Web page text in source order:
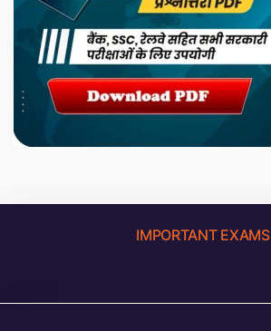
IMPORTANT EXAMS